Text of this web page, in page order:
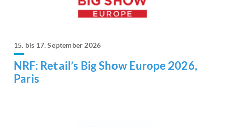
15. bis 17. September 2026
NRF: Retail’s Big Show Europe 2026,
Paris